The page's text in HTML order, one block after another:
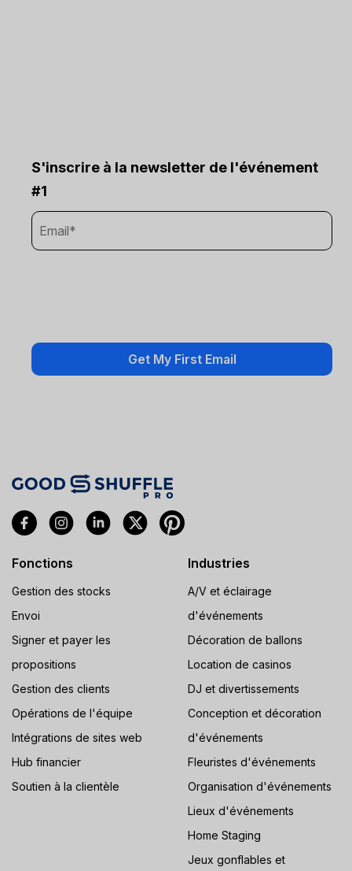
S'inscrire à la newsletter de l'événement
#1
Fonctions
Gestion des stocks
Envoi
Signer et payer les
propositions
Gestion des clients
Opérations de l'équipe
Intégrations de sites web
Hub financier
Soutien à la clientèle
Industries
A/V et éclairage
d'événements
Décoration de ballons
Location de casinos
DJ et divertissements
Conception et décoration
d'événements
Fleuristes d'événements
Organisation d'événements
Lieux d'événements
Home Staging
Jeux gonflables et